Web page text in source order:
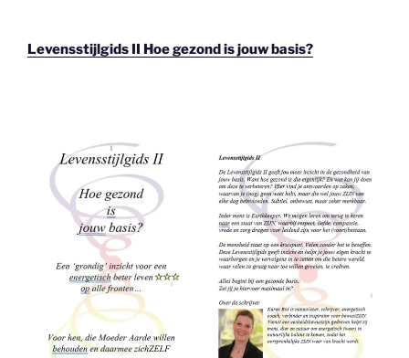
Levensstijlgids II Hoe gezond is jouw basis?